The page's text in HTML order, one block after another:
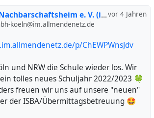
vor 4 Jahren
e. V. (inoffiziell)
koeln@im.allmendenetz.de
p/ChEWPWnsJdv
und NRW die Schule wieder los. Wir
tolles neues Schuljahr 2022/2023 🍀
freuen wir uns auf unsere "neuen"
der ISBA/Übermittagsbetreuung 🤩